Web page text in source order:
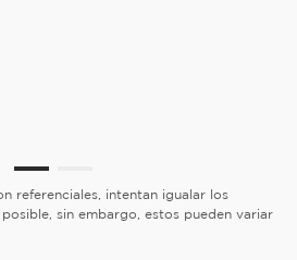
referenciales, intentan igualar los
sin embargo, estos pueden variar